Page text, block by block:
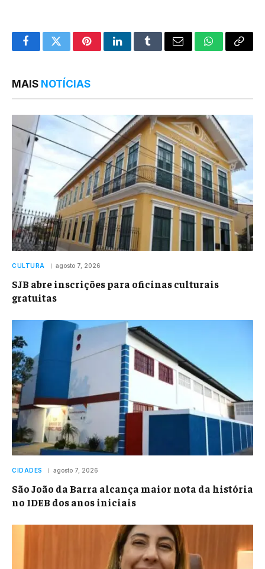
FacebookTwitterPinterestLinkedInTumblrEmail WhatsApp
Copy
MAIS NOTÍCIAS
CULTURA agosto 7, 2026
SJB abre inscrições para oficinas culturais
gratuitas
CIDADES agosto 7, 2026
São João da Barra alcança maior nota da história
no IDEB dos anos iniciais